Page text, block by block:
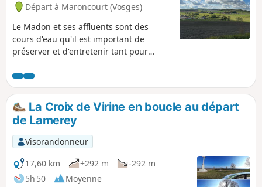
Départ à Maroncourt (Vosges)
Le Madon et ses affluents sont des
cours d'eau qu'il est important de
préserver et d'entretenir tant pour
l’environnement car ils sont sources de
biodiversité, et sont à l'origine des
paysages que vous traverserez lors de
cette promenade.
La Croix de Virine en boucle au départ
de Lamerey
Visorandonneur
17,60 km
+292 m
-292 m
5h 50
Moyenne